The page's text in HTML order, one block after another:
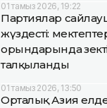
01 тамыз 2026, 19:22
Партиялар
жүздесті:
орындарында
талқыланды
01 тамыз 2026, 13:50
Орталық Азия